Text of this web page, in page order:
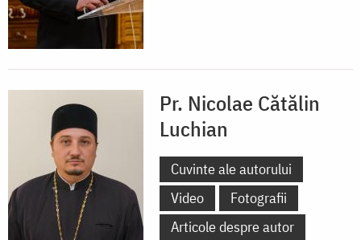
Pr. Nicolae Cătălin
Luchian
Cuvinte ale autorului
Video
Fotografii
Articole despre autor